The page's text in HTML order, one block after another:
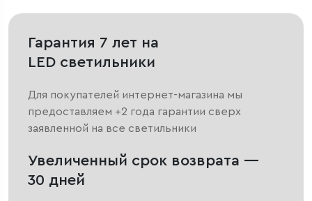
Гарантия 7 лет на
LED светильники
Для покупателей интернет-магазина мы
предоставляем +2 года гарантии сверх
заявленной на все светильники
Увеличенный срок возврата —
30 дней